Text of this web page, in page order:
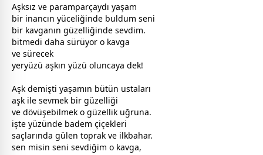
Aşksız ve paramparçaydı yaşam
bir inancın yüceliğinde buldum seni
bir kavganın güzelliğinde sevdim.
bitmedi daha sürüyor o kavga
ve sürecek
yeryüzü aşkın yüzü oluncaya dek!
Aşk demişti yaşamın bütün ustaları
aşk ile sevmek bir güzelliği
ve dövüşebilmek o güzellik uğruna.
işte yüzünde badem çiçekleri
saçlarında gülen toprak ve ilkbahar.
sen misin seni sevdiğim o kavga,